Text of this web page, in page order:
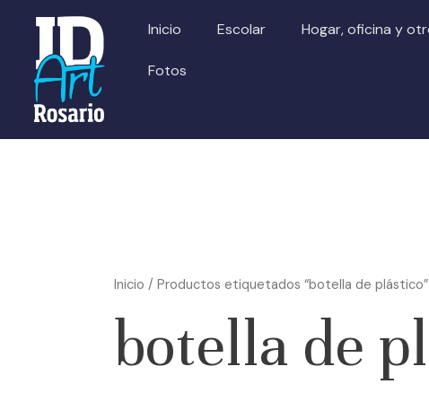
contenido
Inicio Escolar Hogar, oficina y
Fotos
Inicio / Productos etiquetados “botella de plástico”
botella de